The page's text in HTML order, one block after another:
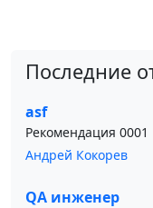
Последние
asf
Рекомендация 0001
Андрей Кокорев
QA инженер